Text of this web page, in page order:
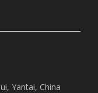
Yantai, China